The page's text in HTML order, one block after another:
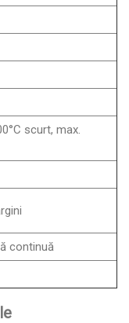
scurt, max.
continuă